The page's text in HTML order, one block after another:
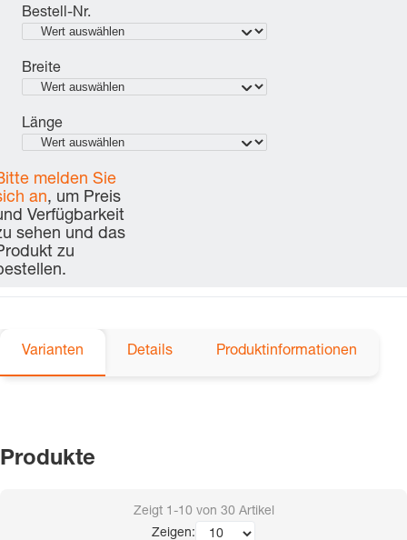
Bestell-Nr.
Breite
Länge
melden Sie
an, um Preis
Verfügbarkeit
sehen und das
zu
Varianten Details Produktinformationen
Produkte
Zeigt 1-10 von 30 Artikel
Zeigen: